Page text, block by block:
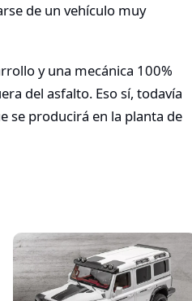
de un vehículo muy
y una mecánica 100%
del asfalto. Eso sí, todavía
se producirá en la planta de